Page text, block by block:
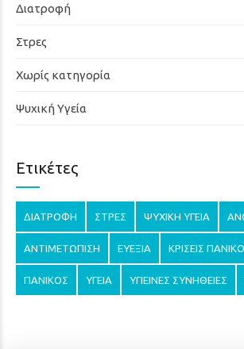
Διατροφή
Στρες
Χωρίς κατηγορία
Ψυχική Υγεία
Ετικέτες
ΔΙΑΤΡΟΦΉ ΣΤΡΕΣ ΨΥΧΙΚΉ ΥΓΕΊΑ
ΑΝΤΙΜΕΤΏΠΙΣΗ ΕΥΕΞΊΑ ΚΡΊΣΕΙΣ
ΠΑΝΙΚΌΣ ΥΓΕΊΑ ΥΓΙΕΙΝΈΣ ΣΥΝΉΘΕΙΕΣ